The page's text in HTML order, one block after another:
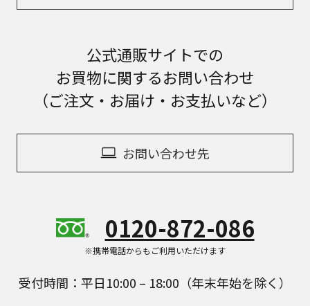
公式通販サイトでの
お買物に関するお問い合わせ
（ご注文・お届け・お支払いなど）
お問い合わせ先
0120-872-086
※携帯電話からもご利用いただけます
受付時間：平日10:00 – 18:00（年末年始を除く）